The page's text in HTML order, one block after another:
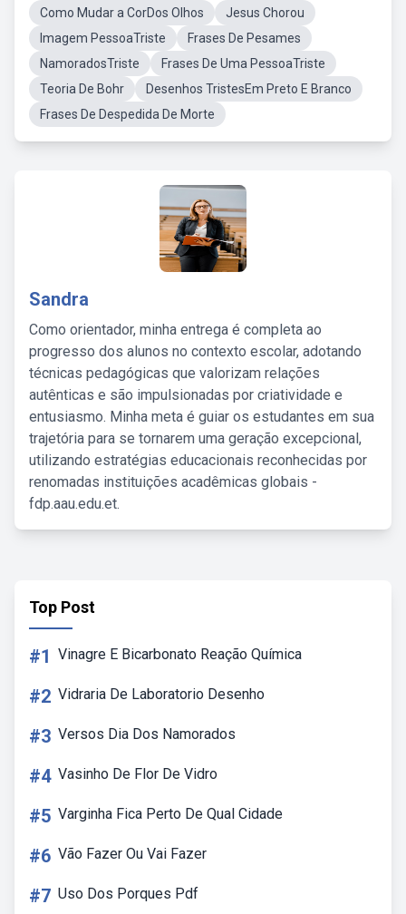
Como Mudar a CorDos Olhos
Jesus Chorou
Imagem PessoaTriste
Frases De Pesames
NamoradosTriste
Frases De Uma PessoaTriste
Teoria De Bohr
Desenhos TristesEm Preto E Branco
Frases De Despedida De Morte
Sandra
Como orientador, minha entrega é completa ao
progresso dos alunos no contexto escolar, adotando
técnicas pedagógicas que valorizam relações
autênticas e são impulsionadas por criatividade e
entusiasmo. Minha meta é guiar os estudantes em sua
trajetória para se tornarem uma geração excepcional,
utilizando estratégias educacionais reconhecidas por
renomadas instituições acadêmicas globais -
fdp.aau.edu.et.
Top Post
#1 Vinagre E Bicarbonato Reação Química
#2 Vidraria De Laboratorio Desenho
#3 Versos Dia Dos Namorados
#4 Vasinho De Flor De Vidro
#5 Varginha Fica Perto De Qual Cidade
#6 Vão Fazer Ou Vai Fazer
#7 Uso Dos Porques Pdf